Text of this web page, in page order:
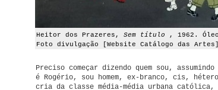
Heitor dos Prazeres, Sem título
, 1962.
Foto divulgação [Website Catálogo das Artes]
Preciso começar dizendo quem sou,
é Rogério, sou homem, ex-branco, cis,
cria da classe média-média urbana